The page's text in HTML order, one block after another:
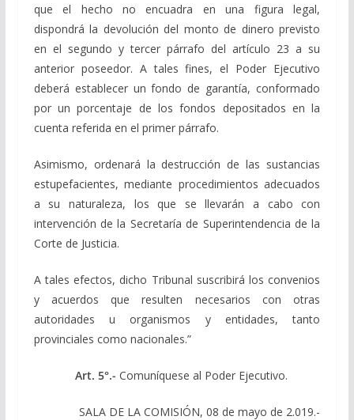
que el hecho no encuadra en una figura legal,
dispondrá la devolución del monto de dinero previsto
en el segundo y tercer párrafo del artículo 23 a su
anterior poseedor. A tales fines, el Poder Ejecutivo
deberá establecer un fondo de garantía, conformado
por un porcentaje de los fondos depositados en la
cuenta referida en el primer párrafo.
Asimismo, ordenará la destrucción de las sustancias
estupefacientes, mediante procedimientos adecuados
a su naturaleza, los que se llevarán a cabo con
intervención de la Secretaría de Superintendencia de la
Corte de Justicia.
A tales efectos, dicho Tribunal suscribirá los convenios
y acuerdos que resulten necesarios con otras
autoridades u organismos y entidades, tanto
provinciales como nacionales.”
Art. 5°.- Comuníquese al Poder Ejecutivo.
SALA DE LA COMISIÓN, 08 de mayo de 2.019.-